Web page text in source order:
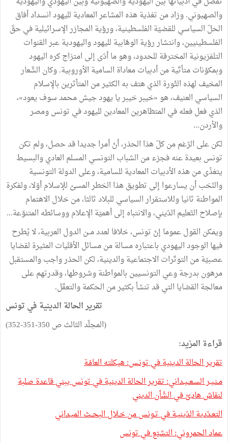
والصهيوني. وزاد من تغذية هذه المشاعر المعادية لليهود انسداد أفاق
الحلّ السياسي للقضيّة الفلسطينية، ورؤية المجازر الإسرائيلية في حقّ
الفلسطينيين، وانتشار رؤية الوهّابية لليهود واليهودية عبر القنوات
التلفزيونية المخترقة للحدود، وهو ما أدّى إلى امتزاج كره اليهود
وبمكوّنات متأتّية من أدبيات معاداة السامية الأوروبية. وكان الشّعار
المخيف لهذه الثّورة الذي هتف به الكثير من المتأثرين بالإسلام
السياسي العنيف، هو «خيبر خيبر يا يهود جيش محمد سوف يعود»،
الذي فعل فعله في المتظاهرين المعادين لليهود في تونس ومصر
والأردن...
لكن على الرّغم من كلّ هذا الحذر، أنّ أمرا جديدا قد حصل، ولم تكن
تونس بعيدة عنه فجزء من الشباب التونسي المسلم العادي والبسيط
يتغذّى من هذه الأدبيات المعادية للسامية، وعلى الدولة التونسية
والنّخب أن يسارعوا إلى تطويق هذا الخطر المسئ للإسلام أوّلا، ولفكرة
المواطنة ثانيا وللاستقرار السياسي للبلاد ثالثا، من خلال الاهتمام
بإصلاح التّعليم الدّيني، والانتباه إلى أهميّة الإعلام ووسائطه المتنوّعة...
ويمكن القول عموما إنّ تونس، خلافا لعدد مــن الدول العربية، لا يُطرح
فيها الوجود اليهودي باعتباره مسالة من مسائل الأقليات المثيرة لقضايا
عصبيّة من التوتّرات الاجتماعية والدينية، لكن الحذر واجب والمستقبل
مرهون بدرجة وعي التونسيين بالمواطنة وشروطها، وقدرتهم على
معالجة القضايا التي قد تنشأ بكثير من الحكمة والتعقّل.
تقرير الحالة الدينية في تونس
(المجلّد الثالث ص 350-351-352)
قراءة المزيد:
تقرير الحالة الدينية في تونـس: هيكلته العامّة
مـنـيـر السـعــيـداني: تقرير الحالة الدينية في تونس يبني قاعدة صلبة
لنقاش هادئ في الشّأن الديني
التعـدّدية الدّينيـة في تـونس من خـلال البحــث الميـداني
عماد الحمروني: التشيّع في تونس